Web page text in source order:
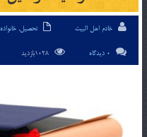
خادم اهل البیت تحصیل, خانواده,
0 دیدگاه